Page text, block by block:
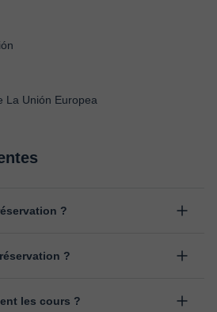
La Unión Europea
?
la raison pour laquelle vous
?
de votre cours depuis la rubrique
les cours ?